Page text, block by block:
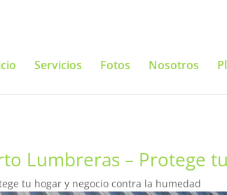
Servicios Fotos Nosotros
Lumbreras – Protege
tu hogar y negocio contra la humedad